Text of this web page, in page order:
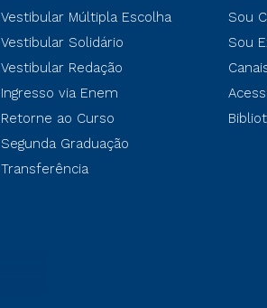
Vestibular Múltipla Escolha
Vestibular Solidário
Vestibular Redação
Ingresso via Enem
Retorne ao Curso
Segunda Graduação
Transferência
Sou
Sou